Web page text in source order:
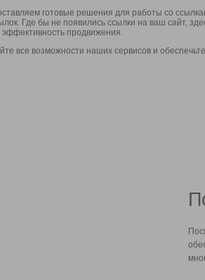
готовые решения для работы со
Где бы не появились ссылки на ваш сайт,
продвижения.
все возможности наших сервисов и